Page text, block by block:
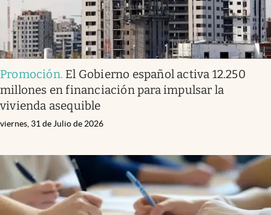
Promoción. El Gobierno español activa 12.250
millones en financiación para impulsar la
vivienda asequible
viernes, 31 de Julio de 2026